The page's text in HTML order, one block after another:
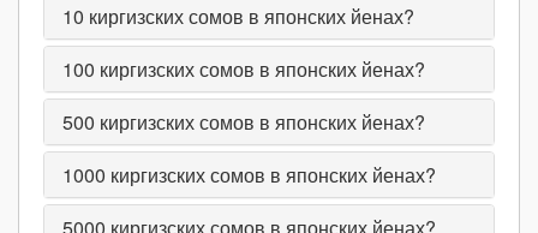
10 киргизских сомов в японских йенах?
100 киргизских сомов в японских йенах?
500 киргизских сомов в японских йенах?
1000 киргизских сомов в японских йенах?
5000 киргизских сомов в японских йенах?